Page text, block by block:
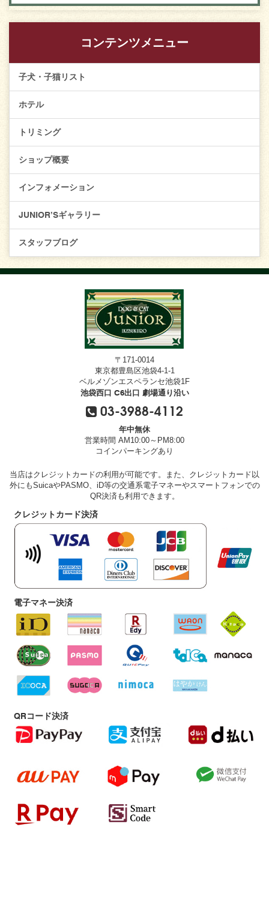
コンテンツメニュー
子犬・子猫リスト
ホテル
トリミング
ショップ概要
インフォメーション
JUNIOR’Sギャラリー
スタッフブログ
〒171-0014
東京都豊島区池袋4-1-1
ベルメゾンエスペランセ池袋1F
池袋西口 C6出口 劇場通り沿い
03-3988-4112
年中無休
営業時間 AM10:00～PM8:00
コインパーキングあり
当店はクレジットカードの利用が可能です。また、クレジットカード以
外にもSuicaやPASMO、iD等の交通系電子マネーやスマートフォンでの
QR決済も利用できます。
クレジットカード決済
電子マネー決済
QRコード決済